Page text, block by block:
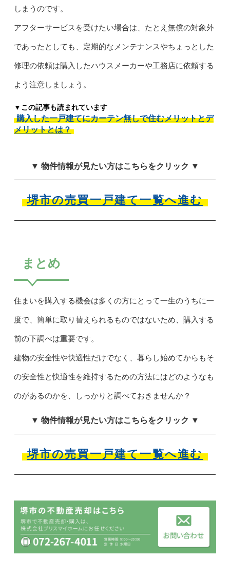
しまうのです。
アフターサービスを受けたい場合は、たとえ無償の対象外
であったとしても、定期的なメンテナンスやちょっとした
修理の依頼は購入したハウスメーカーや工務店に依頼する
よう注意しましょう。
▼この記事も読まれています
購入した一戸建てにカーテン無しで住むメリットとデ
メリットとは？
▼ 物件情報が見たい方はこちらをクリック ▼
堺市の売買一戸建て一覧へ進む
まとめ
住まいを購入する機会は多くの方にとって一生のうちに一
度で、簡単に取り替えられるものではないため、購入する
前の下調べは重要です。
建物の安全性や快適性だけでなく、暮らし始めてからもそ
の安全性と快適性を維持するための方法にはどのようなも
のがあるのかを、しっかりと調べておきませんか？
▼ 物件情報が見たい方はこちらをクリック ▼
堺市の売買一戸建て一覧へ進む